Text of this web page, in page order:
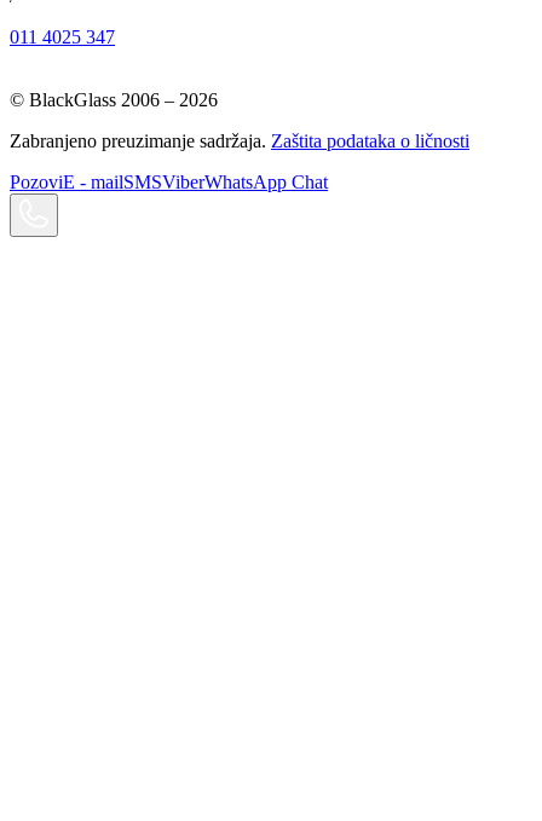
011 4025 347
© BlackGlass 2006 – 2026
Zabranjeno preuzimanje sadržaja. Zaštita podataka o ličnosti
PozoviE - mailSMSViberWhatsApp Chat